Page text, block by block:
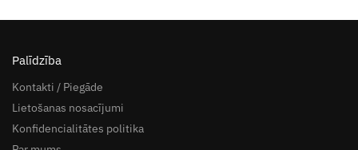
Palīdzība
Kontakti / Piegāde
Lietošanas nosacījumi
Konfidencialitātes politika